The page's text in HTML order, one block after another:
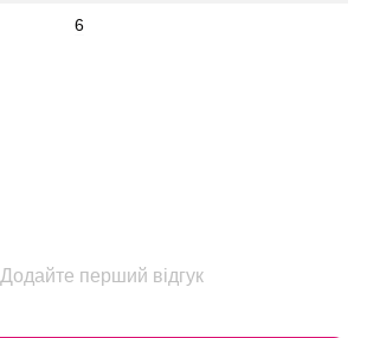
6
Додайте перший відгук